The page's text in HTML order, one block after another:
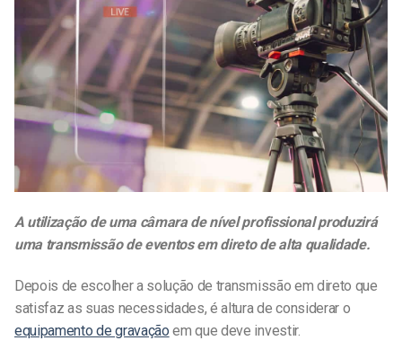
A utilização de uma câmara de nível profissional produzirá
uma transmissão de eventos em direto de alta qualidade.
Depois de escolher a solução de transmissão em direto que
satisfaz as suas necessidades, é altura de considerar o
equipamento de gravação em que deve investir.